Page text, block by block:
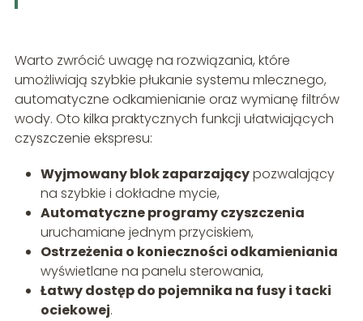
Warto zwrócić uwagę na rozwiązania, które
umożliwiają szybkie płukanie systemu mlecznego,
automatyczne odkamienianie oraz wymianę filtrów
wody. Oto kilka praktycznych funkcji ułatwiających
czyszczenie ekspresu:
Wyjmowany blok zaparzającypozwalający
na szybkie i dokładne mycie,
Automatyczne programy czyszczenia
uruchamiane jednym przyciskiem,
Ostrzeżenia o konieczności odkamieniania
wyświetlane na panelu sterowania,
Łatwy dostęp do pojemnika na fusy i tacki
ociekowej.